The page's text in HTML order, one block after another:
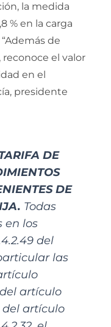
la medida
% en la carga
de
el valor
en el
presidente
DE
DE
Todas
en los
del
las
del artículo
del artículo